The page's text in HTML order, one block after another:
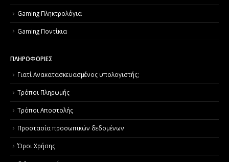
Gaming Πληκτρολόγια
Gaming Ποντίκια
ΠΛΗΡΟΦΟΡΙΕΣ
Γιατί Aνακατασκευασμένος υπολογιστής;
Τρόποι Πληρωμής
Τρόποι Αποστολής
Προστασία προσωπικών δεδομένων
Όροι Χρήσης